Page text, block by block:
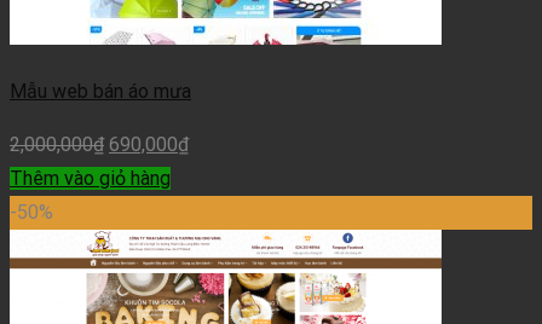
Mẫu web bán áo mưa
2,000,000₫ 690,000₫
Thêm vào giỏ hàng
-50%